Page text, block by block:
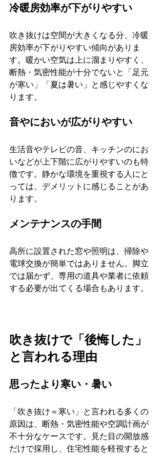
冷暖房効率が下がりやすい
吹き抜けは空間が大きくなる分、冷暖
房効率が下がりやすい傾向がありま
す。暖かい空気は上に溜まりやすく、
断熱・気密性能が十分でないと「足元
が寒い」「夏は暑い」と感じやすくな
ります。
音やにおいが広がりやすい
生活音やテレビの音、キッチンのにお
いなどが上下階に広がりやすいのも特
徴です。静かな環境を重視する人にと
っては、デメリットに感じることがあ
ります。
メンテナンスの手間
高所に設置された窓や照明は、掃除や
電球交換が簡単ではありません。脚立
では届かず、専用の道具や業者に依頼
する必要が出てくる場合もあります。
吹き抜けで「後悔した」
と言われる理由
思ったより寒い・暑い
「吹き抜け＝寒い」と言われる多くの
原因は、断熱・気密性能や空調計画が
不十分なケースです。見た目の開放感
だけで採用し、住宅性能を軽視すると